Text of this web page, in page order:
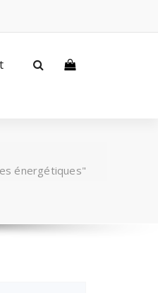
énergétiques"